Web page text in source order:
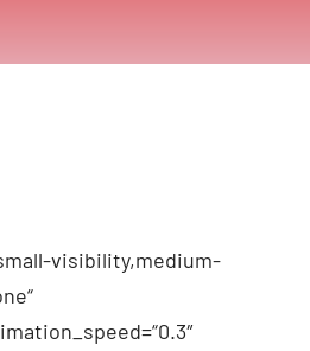
visibility,medium-